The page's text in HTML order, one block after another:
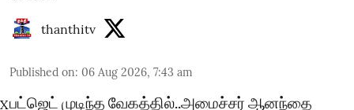
thanthitv
Published on: 06 Aug 2026, 7:43 am
பட்ஜெட் முடிந்த வேகத்தில்..அமைச்சர் ஆனந்தை
X